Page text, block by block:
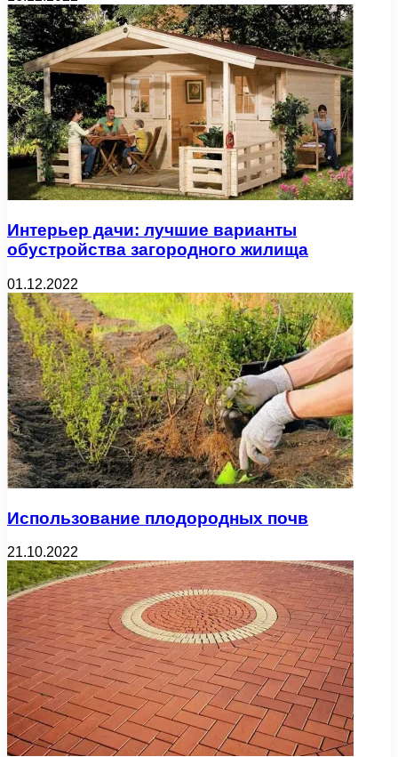
Интерьер дачи: лучшие варианты
обустройства загородного жилища
01.12.2022
Использование плодородных почв
21.10.2022